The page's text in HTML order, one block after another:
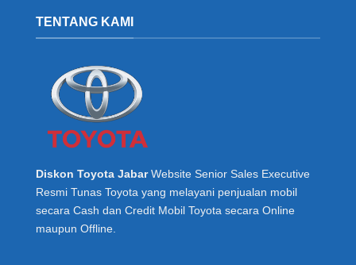
TENTANG KAMI
Diskon Toyota JabarWebsite Senior Sales Executive
Resmi Tunas Toyota yang melayani penjualan mobil
secara Cash dan Credit Mobil Toyota secara Online
maupun Offline.